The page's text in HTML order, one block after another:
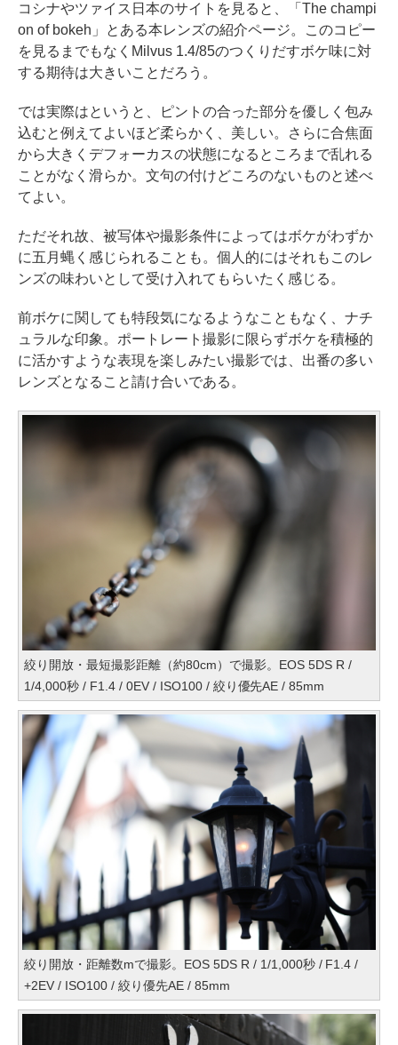
コシナやツァイス日本のサイトを見ると、「The champi
on of bokeh」とある本レンズの紹介ページ。このコピー
を見るまでもなくMilvus 1.4/85のつくりだすボケ味に対
する期待は大きいことだろう。
では実際はというと、ピントの合った部分を優しく包み
込むと例えてよいほど柔らかく、美しい。さらに合焦面
から大きくデフォーカスの状態になるところまで乱れる
ことがなく滑らか。文句の付けどころのないものと述べ
てよい。
ただそれ故、被写体や撮影条件によってはボケがわずか
に五月蝿く感じられることも。個人的にはそれもこのレ
ンズの味わいとして受け入れてもらいたく感じる。
前ボケに関しても特段気になるようなこともなく、ナチ
ュラルな印象。ポートレート撮影に限らずボケを積極的
に活かすような表現を楽しみたい撮影では、出番の多い
レンズとなること請け合いである。
絞り開放・最短撮影距離（約80cm）で撮影。EOS 5DS R /
1/4,000秒 / F1.4 / 0EV / ISO100 / 絞り優先AE / 85mm
絞り開放・距離数mで撮影。EOS 5DS R / 1/1,000秒 / F1.4 /
+2EV / ISO100 / 絞り優先AE / 85mm